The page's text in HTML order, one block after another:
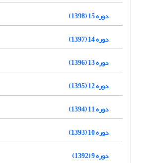
دوره 15 (1398)
دوره 14 (1397)
دوره 13 (1396)
دوره 12 (1395)
دوره 11 (1394)
دوره 10 (1393)
دوره 9 (1392)